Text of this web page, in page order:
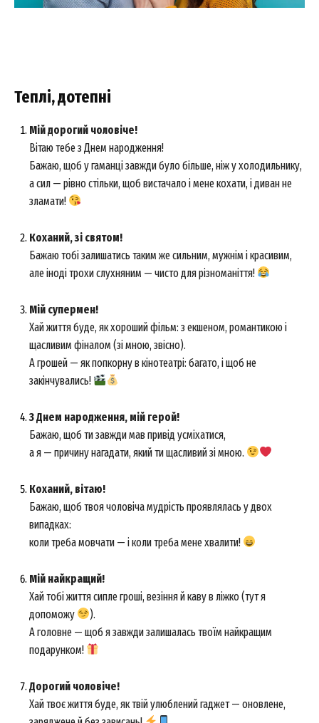
Теплі, дотепні
Мій дорогий чоловіче!
Вітаю тебе з Днем народження!
Бажаю, щоб у гаманці завжди було більше, ніж у холодильнику,
а сил — рівно стільки, щоб вистачало і мене кохати, і диван не
зламати!
Коханий, зі святом!
Бажаю тобі залишатись таким же сильним, мужнім і красивим,
але іноді трохи слухняним — чисто для різноманіття!
Мій супермен!
Хай життя буде, як хороший фільм: з екшеном, романтикою і
щасливим фіналом (зі мною, звісно).
А грошей — як попкорну в кінотеатрі: багато, і щоб не
закінчувались!
З Днем народження, мій герой!
Бажаю, щоб ти завжди мав привід усміхатися,
а я — причину нагадати, який ти щасливий зі мною.
Коханий, вітаю!
Бажаю, щоб твоя чоловіча мудрість проявлялась у двох
випадках:
коли треба мовчати — і коли треба мене хвалити!
Мій найкращий!
Хай тобі життя сипле гроші, везіння й каву в ліжко (тут я
допоможу
).
А головне — щоб я завжди залишалась твоїм найкращим
подарунком!
Дорогий чоловіче!
Хай твоє життя буде, як твій улюблений гаджет — оновлене,